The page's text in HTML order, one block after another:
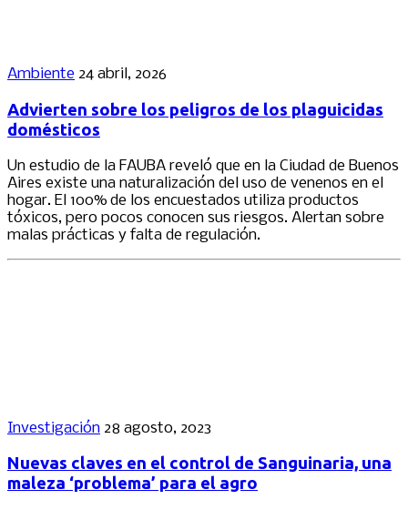
Ambiente 24 abril, 2026
Advierten sobre los peligros de los plaguicidas
domésticos
Un estudio de la FAUBA reveló que en la Ciudad de Buenos
Aires existe una naturalización del uso de venenos en el
hogar. El 100% de los encuestados utiliza productos
tóxicos, pero pocos conocen sus riesgos. Alertan sobre
malas prácticas y falta de regulación.
Investigación 28 agosto, 2023
Nuevas claves en el control de Sanguinaria, una
maleza ‘problema’ para el agro